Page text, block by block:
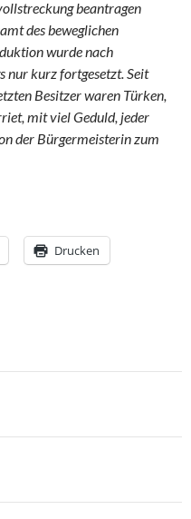
beantragen
des beweglichen
wurde nach
nur kurz fortgesetzt. Seit
Besitzer waren Türken,
mit viel Geduld, jeder
der Bürgermeisterin zum
Drucken